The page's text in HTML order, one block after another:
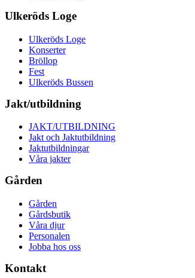
Ulkeröds Loge
Ulkeröds Loge
Konserter
Bröllop
Fest
Ulkeröds Bussen
Jakt/utbildning
JAKT/UTBILDNING
Jakt och Jaktutbildning
Jaktutbildningar
Våra jakter
Gården
Gården
Gårdsbutik
Våra djur
Personalen
Jobba hos oss
Kontakt